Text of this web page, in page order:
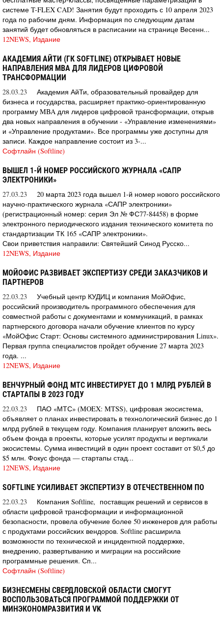
системе T-FLEX CAD! Занятия будут проходить с 10 апреля 2023
года по рабочим дням. Информация по следующим датам
занятий будет обновляться в расписании на странице Весенн...
12NEWS, Издание
АКАДЕМИЯ АЙТИ (ГК SOFTLINE) ОТКРЫВАЕТ НОВЫЕ
НАПРАВЛЕНИЯ MBA ДЛЯ ЛИДЕРОВ ЦИФРОВОЙ
ТРАНСФОРМАЦИИ
28.03.23
Академия АйТи, образовательный провайдер для
бизнеса и государства, расширяет практико-ориентированную
программу MBA для лидеров цифровой трансформации, открыв
два новых направления в обучении - «Управление изменениями»
и «Управление продуктами». Все программы уже доступны для
записи. Каждое направление состоит из 3-...
Софтлайн (Softline)
ВЫШЕЛ 1-Й НОМЕР РОССИЙСКОГО ЖУРНАЛА «САПР
ЭЛЕКТРОНИКИ»
27.03.23
20 марта 2023 года вышел 1-й номер нового российского
научно-практического журнала «САПР электроники»
(регистрационный номер: серия Эл № ФС77-84458) в форме
электронного периодического издания технического комитета по
стандартизации ТК 165 «САПР электроники».
Свои приветствия направили: Святейший Синод Русско...
12NEWS, Издание
МОЙОФИС РАЗВИВАЕТ ЭКСПЕРТИЗУ СРЕДИ ЗАКАЗЧИКОВ И
ПАРТНЕРОВ
22.03.23
Учебный центр КУДИЦ и компания МойОфис,
российский производитель программного обеспечения для
совместной работы с документами и коммуникаций, в рамках
партнерского договора начали обучение клиентов по курсу
«МойОфис Старт: Основы системного администрирования Linux».
Первая группа специалистов пройдет обучение 27 марта 2023
года. ...
12NEWS, Издание
ВЕНЧУРНЫЙ ФОНД МТС ИНВЕСТИРУЕТ ДО 1 МЛРД РУБЛЕЙ В
СТАРТАПЫ В 2023 ГОДУ
22.03.23
ПАО «МТС» (MOEX: MTSS), цифровая экосистема,
объявляет о планах инвестировать в технологический бизнес до 1
млрд рублей в текущем году. Компания планирует вложить весь
объем фонда в проекты, которые усилят продукты и вертикали
экосистемы. Сумма инвестиций в один проект составит от $0,5 до
$5 млн. Фокус фонда — стартапы стад...
12NEWS, Издание
SOFTLINE УСИЛИВАЕТ ЭКСПЕРТИЗУ В ОТЕЧЕСТВЕННОМ ПО
22.03.23
Компания Softline, поставщик решений и сервисов в
области цифровой трансформации и информационной
безопасности, провела обучение более 50 инженеров для работы
с продуктами российских вендоров. Softline расширила
возможности по технической и инцидентной поддержке,
внедрению, развертыванию и миграции на российские
программные решения. Сп...
Софтлайн (Softline)
БИЗНЕСМЕНЫ СВЕРДЛОВСКОЙ ОБЛАСТИ СМОГУТ
ВОСПОЛЬЗОВАТЬСЯ ПРОГРАММОЙ ПОДДЕРЖКИ ОТ
МИНЭКОНОМРАЗВИТИЯ И VK